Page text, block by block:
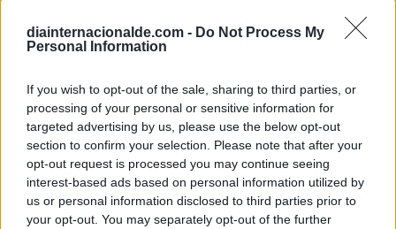
diainternacionalde.com - Do Not Process My
Personal Information
If you wish to opt-out of the sale, sharing to third parties, or
processing of your personal or sensitive information for
targeted advertising by us, please use the below opt-out
section to confirm your selection. Please note that after your
opt-out request is processed you may continue seeing
interest-based ads based on personal information utilized by
us or personal information disclosed to third parties prior to
your opt-out. You may separately opt-out of the further
Del 24 al 30 de octubre
Semana del Desarme
Del 20 al 24 de octubre
Semana Europea para la Seguridad y
Salud en el Trabajo
Del 19 al 25 de octubre
Semana Internacional de Prevención del
Envenenamiento por Plomo